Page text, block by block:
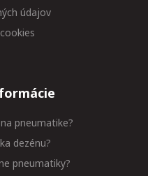
údajov
pneumatike?
dezénu?
pneumatiky?